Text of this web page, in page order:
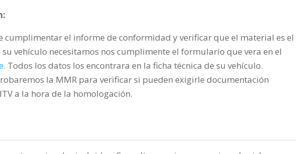
cumplimentar el informe de conformidad y verificar que el material es el
vehículo necesitamos nos cumplimente el formulario que vera en el
. Todos los datos los encontrara en la ficha técnica de su vehículo.
la MMR para verificar si pueden exigirle documentación
a la hora de la homologación.